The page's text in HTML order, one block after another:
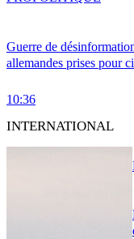
Guerre de
allemandes prises pour
10:36
INTERNATIONAL